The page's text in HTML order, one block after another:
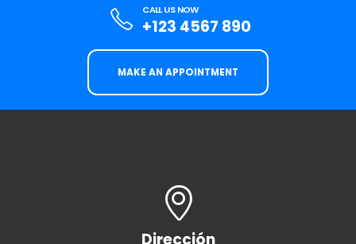
CALL US NOW
+123 4567 890
MAKE AN APPOINTMENT
Dirección